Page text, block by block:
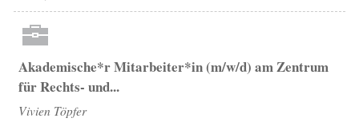
Akademische*r Mitarbeiter*in (m/w/d) am Zentrum
für Rechts- und...
Vivien Töpfer